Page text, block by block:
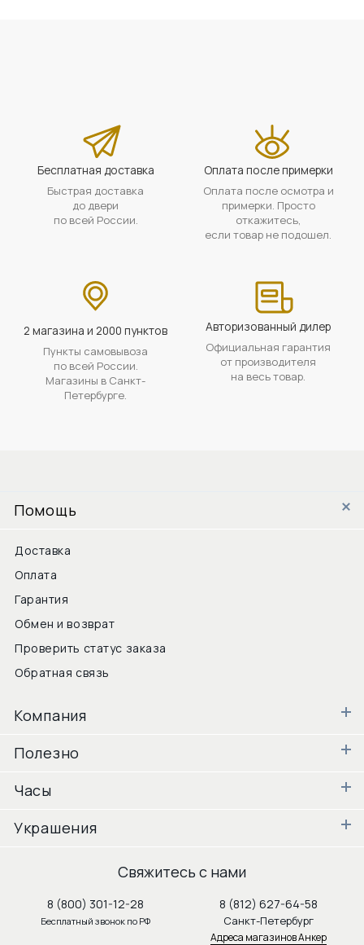
Бесплатная доставка
Быстрая доставка
до двери
по всей России.
Оплата после примерки
Оплата после осмотра и
примерки. Просто
откажитесь,
если товар не подошел.
2 магазина и 2000 пунктов
Пункты самовывоза
по всей России.
Магазины в Санкт-
Петербурге.
Авторизованный дилер
Официальная гарантия
от производителя
на весь товар.
Помощь
Доставка
Оплата
Гарантия
Обмен и возврат
Проверить статус заказа
Обратная связь
Компания
Полезно
Часы
Украшения
Свяжитесь с нами
8 (800) 301-12-28
Бесплатный звонок по РФ
8 (812) 627-64-58
Санкт-Петербург
Адреса магазинов Анкер